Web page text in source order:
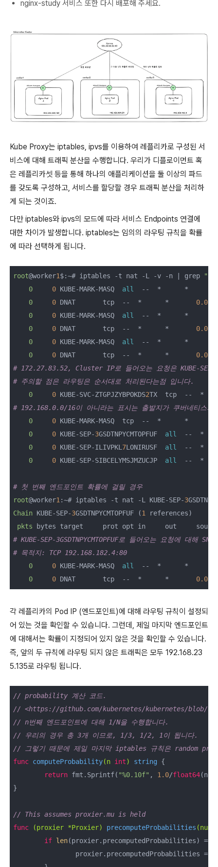
nginx-study 서비스 또한 다시 배포해 주세요.
Kube Proxy는 iptables, ipvs를 이용하여 레플리카로 구성된 서
비스에 대해 트래픽 분산을 수행합니다. 우리가 디플로이먼트 혹
은 레플리카셋 등을 통해 하나의 애플리케이션을 둘 이상의 파드
를 갖도록 구성하고, 서비스를 할당할 경우 트래픽 분산을 처리하
게 되는 것이죠.
다만 iptables와 ipvs의 모드에 따라 서비스 Endpoints 연결에
대한 차이가 발생합니다. iptables는 임의의 라우팅 규칙을 확률
에 따라 선택하게 됩니다.
root@worker1$:~# iptables -t nat -L -v -n | grep
0
0 KUBE-MARK-MASQ all
  --  *      *
0
0 DNAT       tcp  --  *      *
0
0 KUBE-MARK-MASQ all
  --  *      *
0
0 DNAT       tcp  --  *      *
0
0 KUBE-MARK-MASQ all
  --  *      *
0
0 DNAT       tcp  --  *      *
# 172.27.83.52, Cluster IP로 들어오는 요청은 KUBE-
# 주의할 점은 라우팅은 순서대로 처리된다는점 입니다.
0
0 KUBE-SVC-ZTGPJZYBPOKDS2TX  tcp  --
# 192.168.0.0/16이 아니라는 표시는 출발지가 쿠버네티
0
0 KUBE-MARK-MASQ  tcp  --  *      *      !
0
0 KUBE-SEP-3GSDTNPYCMTOPFUF all
--
0
0 KUBE-SEP-ILIVPKL 7LONIRUSF all
--
0
0 KUBE-SEP-SIBCELYMSJMZUCJP all
--
# 첫 번째 엔드포인트 확률에 걸릴 경우
root@worker1 :~# iptables -t nat -L KUBE-SEP-3
Chain KUBE-SEP-3GSDTNPYCMTOPFUF (1
references)
pkts
# KUBE-SEP-3GSDTNPYCMTOPFUF로 들어오는 요청에 대해
# 목적지: TCP 192.168.182.4:80
0
0 KUBE-MARK-MASQ all
  --  *      *
0
0 DNAT       tcp  --  *      *
각 레플리카의 Pod IP (엔드포인트)에 대해 라우팅 규칙이 설정되
어 있는 것을 확인할 수 있습니다. 그런데, 제일 마지막 엔드포인트
에 대해서는 확률이 지정되어 있지 않은 것을 확인할 수 있습니다.
즉, 앞의 두 규칙에 라우팅 되지 않은 트래픽은 모두 192.168.23
5.135로 라우팅 됩니다.
// probability 계산 코드.
// <https://github.com/kubernetes/kubernetes/blob/
// n번째 엔드포인트에 대해 1/N을 수행합니다.
// 우리의 경우 총 3개 이므로, 1/3, 1/2, 1이 됩니다.
// 그렇기 때문에 제일 마지막 iptables 규칙은 random
func computeProbability(n int) string {
return fmt.Sprintf( "%0.10f" , 1.0/float64(n))
}
// This assumes proxier.mu is held
func
(proxier *Proxier) precomputeProbabilities
if len(proxier.precomputedProbabilities) ==
		proxier.precomputedProbabilities =